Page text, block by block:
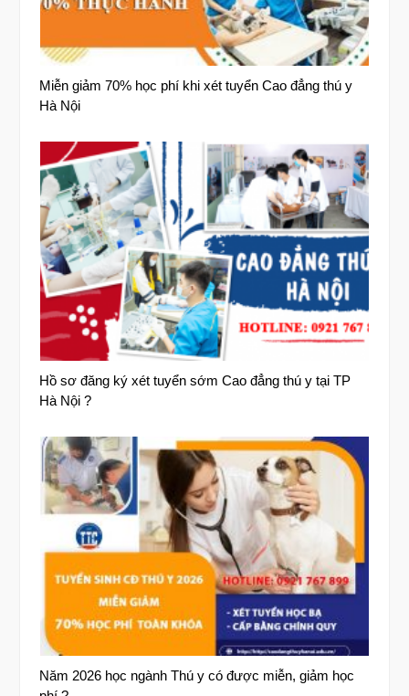
Miễn giảm 70% học phí khi xét tuyển Cao đẳng thú y
Hà Nội
Hồ sơ đăng ký xét tuyển sớm Cao đẳng thú y tại TP
Hà Nội ?
Năm 2026 học ngành Thú y có được miễn, giảm học